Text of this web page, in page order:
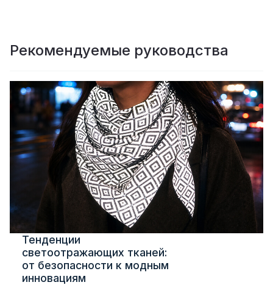
Рекомендуемые руководства
Тенденции
светоотражающих тканей:
от безопасности к модным
инновациям